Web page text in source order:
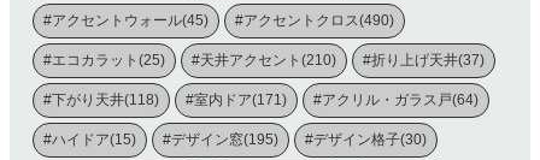
#アクセントウォール(45) #アクセントクロス(490)
#エコカラット(25) #天井アクセント(210) #折り上げ天井(37)
#下がり天井(118) #室内ドア(171) #アクリル・ガラス戸(64)
#ハイドア(15) #デザイン窓(195) #デザイン格子(30)